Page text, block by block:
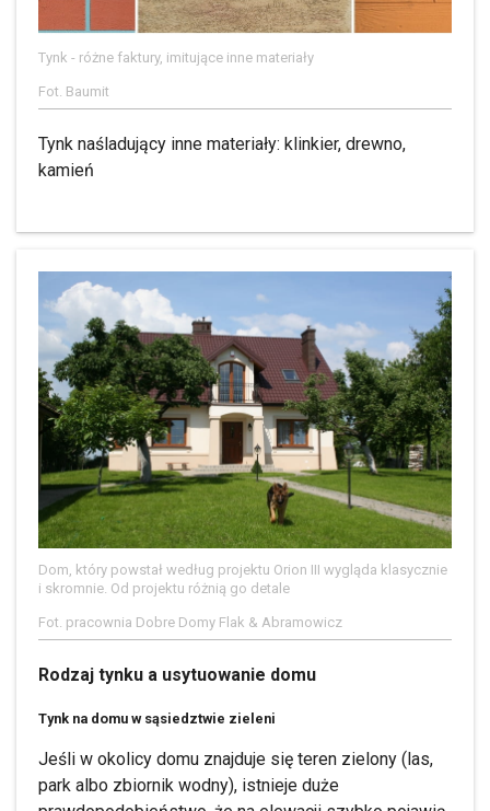
Tynk - różne faktury, imitujące inne materiały
Fot. Baumit
Tynk naśladujący inne materiały: klinkier, drewno,
kamień
Dom, który powstał według projektu Orion III wygląda klasycznie
i skromnie. Od projektu różnią go detale
Fot. pracownia Dobre Domy Flak & Abramowicz
Rodzaj tynku a usytuowanie domu
Tynk na domu w sąsiedztwie zieleni
Jeśli w okolicy domu znajduje się teren zielony (las,
park albo zbiornik wodny), istnieje duże